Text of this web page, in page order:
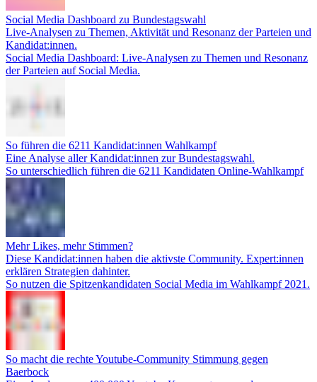
Social Media Dashboard zu Bundestagswahl
Live-Analysen zu Themen, Aktivität und Resonanz der Parteien und
Kandidat:innen.
Social Media Dashboard: Live-Analysen zu Themen und Resonanz
der Parteien auf Social Media.
So führen die 6211 Kandidat:innen Wahlkampf
Eine Analyse aller Kandidat:innen zur Bundestagswahl.
So unterschiedlich führen die 6211 Kandidaten Online-Wahlkampf
Mehr Likes, mehr Stimmen?
Diese Kandidat:innen haben die aktivste Community. Expert:innen
erklären Strategien dahinter.
So nutzen die Spitzenkandidaten Social Media im Wahlkampf 2021.
So macht die rechte Youtube-Community Stimmung gegen
Baerbock